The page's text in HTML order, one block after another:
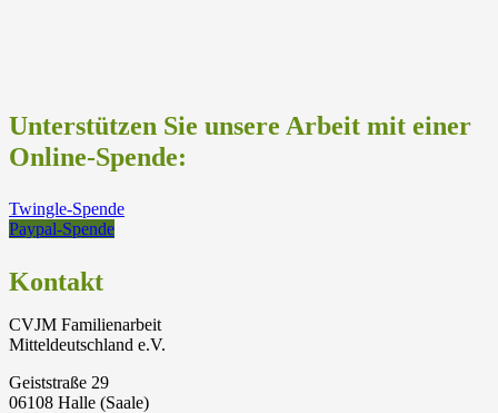
Unterstützen Sie unsere Arbeit mit einer
Online-Spende:
Twingle-Spende
Paypal-Spende
Kontakt
CVJM Familienarbeit
Mitteldeutschland e.V.
Geiststraße 29
06108 Halle (Saale)